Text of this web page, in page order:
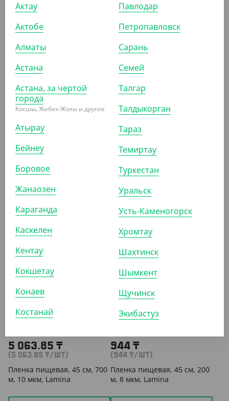
Пленка пищевая, 45 см, 180
м, 8 мкм
ШТ КОР (6)
Пленка пищевая, 45 см, 700
м, 10 мкм, Lamina
КОР
АРТ. 2703307
629₸
Пленка пищевая, 30 см, 180
СООБЩИТЬ О
ПОСТУПЛЕНИИ
АРТ. 27001
449.40₸
(449.40₸/ШТ)
Пленка пищевая Эконом
ПОСТУПЛЕНИИ
5 063.85 ₸
(5 063.85 ₸/ШТ)
Пленка пищевая, 45 см, 700
м, 10 мкм, Lamina
944 ₸
(944 ₸/ШТ)
Пленка пищевая, 45 см, 200
м, 8 мкм, Lamina
Актау
Актобе
Алматы
Астана
Астана, за чертой
города
Косшы, Жибек-Жолы и другие
Атырау
Бейнеу
Боровое
Жанаозен
Караганда
Каскелен
Кентау
Кокшетау
Конаев
Костанай
Павлодар
Петропавловск
Сарань
Семей
Талгар
Талдыкорган
Тараз
Темиртау
Туркестан
Уральск
Усть-Каменогорск
Хромтау
Шахтинск
Шымкент
Щучинск
Экибастуз